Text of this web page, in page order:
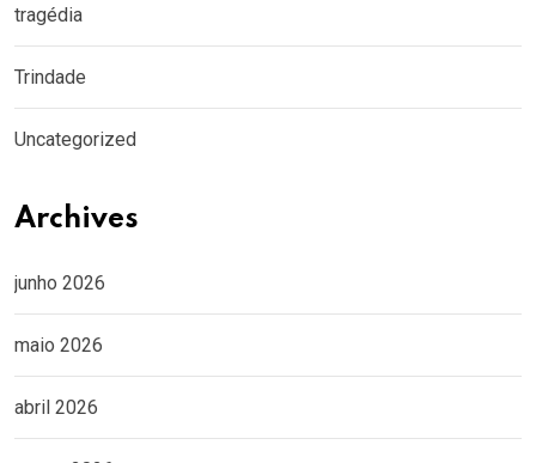
tragédia
Trindade
Uncategorized
Archives
junho 2026
maio 2026
abril 2026